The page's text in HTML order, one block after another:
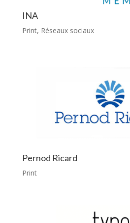
INA
Print, Réseaux sociaux
Pernod Ricard
Print